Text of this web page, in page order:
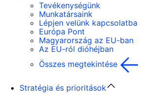
Tevékenységünk
Munkatársaink
Lépjen velünk kapcsolatba
Európa Pont
Magyarország az EU-ban
Az EU-ról dióhéjban
Összes megtekintése
Stratégia és prioritások